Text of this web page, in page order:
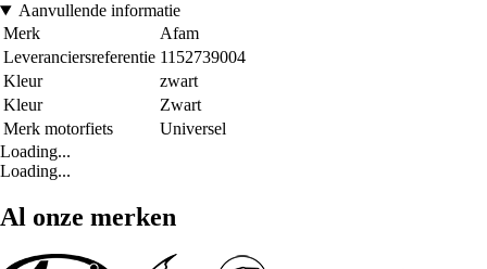
Aanvullende informatie
Merk
Afam
Leveranciersreferentie 1152739004
Kleur
zwart
Kleur
Zwart
Merk motorfiets
Universel
Loading...
Loading...
Al onze merken